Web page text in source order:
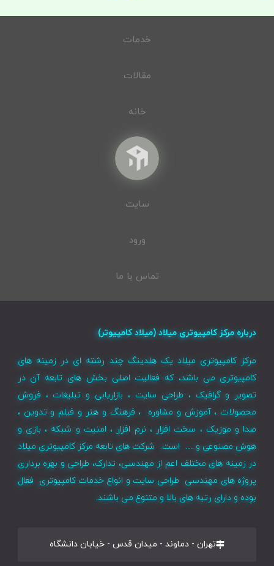
خدمات
مقالات
خانه
سایت
ورود
تماس با ما
درباره مرکز کامپیوتری میلاد (میلاد کامپیوتر)
مرکز کامپیوتری میلاد یک هلدینگ چند رشته ای در زمینه های
کامپیوتری می باشد، که فعالیت اصلی بخش های تابعه آن در
تصویر و گرافیک ، طراحی سایت ، بازاریابی و تبلیغات ، فروش
محصولات ، آموزش و مشاوره ، فرهنگ و هنر و فیلم و تدوین ،
صدا و موزیک ، سخت افزار ، نرم افزار ، امنیت و شبکه ، بازی و
هوش مصنوعی و … است. شرکت های تابعه مرکز کامپیوتری میلاد
در زمینه های مختلف اعم از مهندسی، تدارک، طراحی و بهره برداری
پروژه های مهندسی طراحی سایت و انواع خدمات کامپیوتری فعال
بوده و دارای رتبه های بالا و متنوع می باشند.
تهران - دماوند - میدان قدس - خیابان دانشگاه